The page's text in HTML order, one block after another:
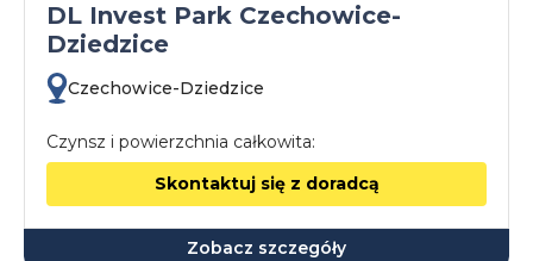
DL Invest Park Czechowice-
Dziedzice
Czechowice-Dziedzice
Czynsz i powierzchnia całkowita:
Skontaktuj się z doradcą
Zobacz szczegóły